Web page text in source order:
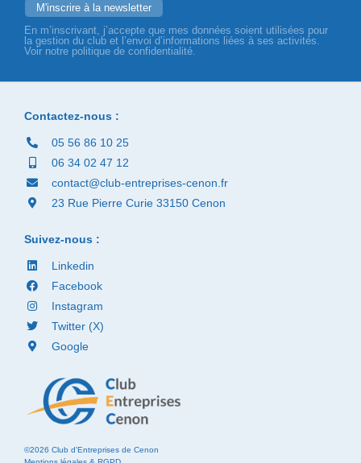
En m’inscrivant, j’accepte que mes données soient utilisées pour
la gestion du club et l’envoi d’informations liées à ses activités.
Voir notre politique de confidentialité.
©2026 Club d'Entreprises de Cenon
Contactez-nous :
05 56 86 10 25
06 34 02 47 12
contact@club-entreprises-cenon.fr
23 Rue Pierre Curie 33150 Cenon
Suivez-nous :
Linkedin
Facebook
Instagram
Twitter (X)
Google